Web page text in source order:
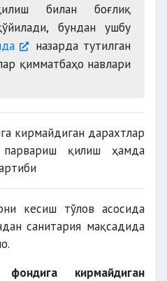
билан боғлиқ
бундан ушбу
назарда тутилган
қимматбаҳо навлари
кесиш тўлов асосида
санитария мақсадида
кирмайдиган